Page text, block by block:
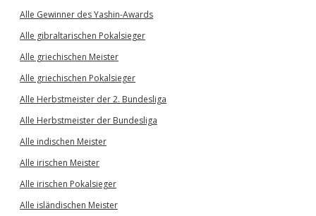
Alle Gewinner des Yashin-Awards
Alle gibraltarischen Pokalsieger
Alle griechischen Meister
Alle griechischen Pokalsieger
Alle Herbstmeister der 2. Bundesliga
Alle Herbstmeister der Bundesliga
Alle indischen Meister
Alle irischen Meister
Alle irischen Pokalsieger
Alle isländischen Meister